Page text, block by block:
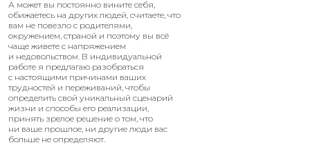
А может вы постоянно вините себя,
обижаетесь на других людей, считаете, что
вам не повезло с родителями,
окружением, страной и поэтому вы всё
чаще живете с напряжением
и недовольством. В индивидуальной
работе я предлагаю разобраться
с настоящими причинами ваших
трудностей и переживаний, чтобы
определить свой уникальный сценарий
жизни и способы его реализации,
принять зрелое решение о том, что
ни ваше прошлое, ни другие люди вас
больше не определяют.